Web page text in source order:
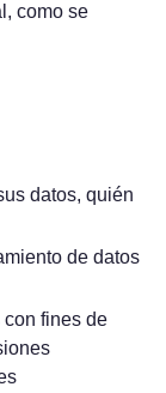
como se
datos, quién
de datos
fines de